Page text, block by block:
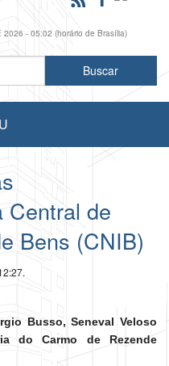
2026 - 05:02 (horário de Brasília)
Central de
Bens (CNIB)
Busso, Seneval Veloso
do Carmo de Rezende